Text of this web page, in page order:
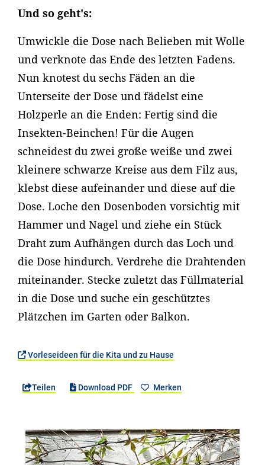
Und so geht's:
Umwickle die Dose nach Belieben mit Wolle
und verknote das Ende des letzten Fadens.
Nun knotest du sechs Fäden an die
Unterseite der Dose und fädelst eine
Holzperle an die Enden: Fertig sind die
Insekten-Beinchen! Für die Augen
schneidest du zwei große weiße und zwei
kleinere schwarze Kreise aus dem Filz aus,
klebst diese aufeinander und diese auf die
Dose. Loche den Dosenboden vorsichtig mit
Hammer und Nagel und ziehe ein Stück
Draht zum Aufhängen durch das Loch und
die Dose hindurch. Verdrehe die Drahtenden
miteinander. Stecke zuletzt das Füllmaterial
in die Dose und suche ein geschütztes
Plätzchen im Garten oder Balkon.
Vorleseideen für die Kita und zu Hause
Teilen Download PDF Merken